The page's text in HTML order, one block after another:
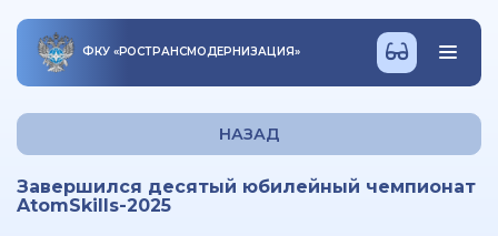
ФКУ «РОСТРАНСМОДЕРНИЗАЦИЯ»
НАЗАД
Завершился десятый юбилейный чемпионат
AtomSkills-2025